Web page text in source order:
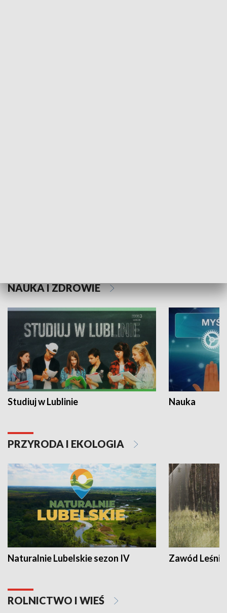
NAUKA I ZDROWIE
Studiuj w Lublinie Nauka
PRZYRODA I EKOLOGIA
Naturalnie Lubelskie sezon IV Zawód Leśnik
ROLNICTWO I WIEŚ